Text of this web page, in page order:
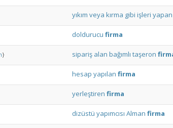
yıkım veya kırma gibi işleri yapan
doldurucu firma
} sipariş alan bağımlı taşeron
hesap yapılan firma
yerleştiren firma
dizüstü yapımcısı Alman firma